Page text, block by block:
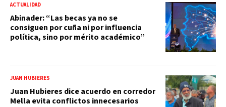
ACTUALIDAD
Abinader: “Las becas ya no se
consiguen por cuña ni por influencia
política, sino por mérito académico”
JUAN HUBIERES
Juan Hubieres dice acuerdo en corredor
Mella evita conflictos innecesarios